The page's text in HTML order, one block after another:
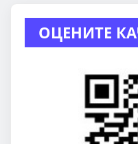
ОЦЕНИТЕ